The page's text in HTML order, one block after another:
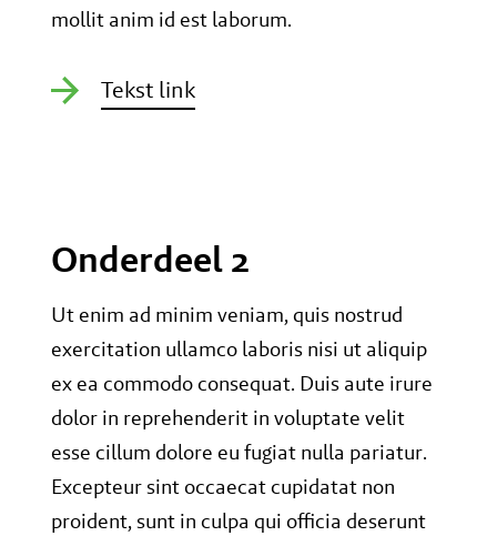
mollit anim id est laborum.
Tekst link
Onderdeel 2
Ut enim ad minim veniam, quis nostrud
exercitation ullamco laboris nisi ut aliquip
ex ea commodo consequat. Duis aute irure
dolor in reprehenderit in voluptate velit
esse cillum dolore eu fugiat nulla pariatur.
Excepteur sint occaecat cupidatat non
proident, sunt in culpa qui officia deserunt